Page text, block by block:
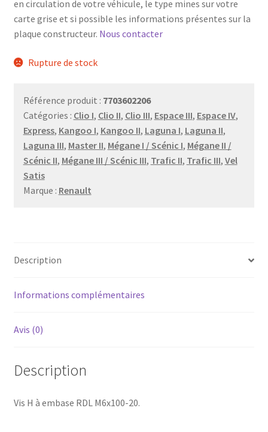
en circulation de votre véhicule, le type mines sur votre
carte grise et si possible les informations présentes sur la
plaque constructeur. Nous contacter
Rupture de stock
Référence produit : 7703602206
Catégories : Clio I, Clio II, Clio III, Espace III, Espace IV,
Express, Kangoo I, Kangoo II, Laguna I, Laguna II,
Laguna III, Master II, Mégane I / Scénic I, Mégane II /
Scénic II, Mégane III / Scénic III, Trafic II, Trafic III, Vel
Satis
Marque : Renault
Description
Informations complémentaires
Avis (0)
Description
Vis H à embase RDL M6x100-20.